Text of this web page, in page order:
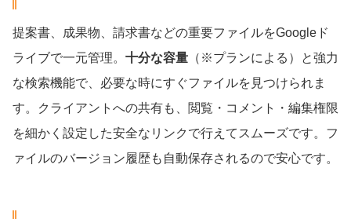
提案書、成果物、請求書などの重要ファイルをGoogleド
ライブで一元管理。 十分な容量 （※プランによる）と強力
な検索機能で、必要な時にすぐファイルを見つけられま
す。クライアントへの共有も、閲覧・コメント・編集権限
を細かく設定した安全なリンクで行えてスムーズです。フ
ァイルのバージョン履歴も自動保存されるので安心です。